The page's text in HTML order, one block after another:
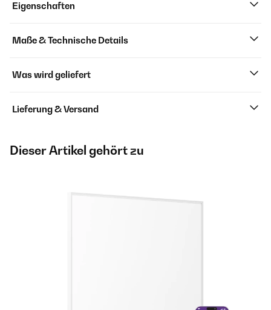
Eigenschaften
Maße & Technische Details
Was wird geliefert
Lieferung & Versand
Dieser Artikel gehört zu